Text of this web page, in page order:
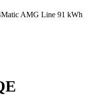
AMG Line 91 kWh